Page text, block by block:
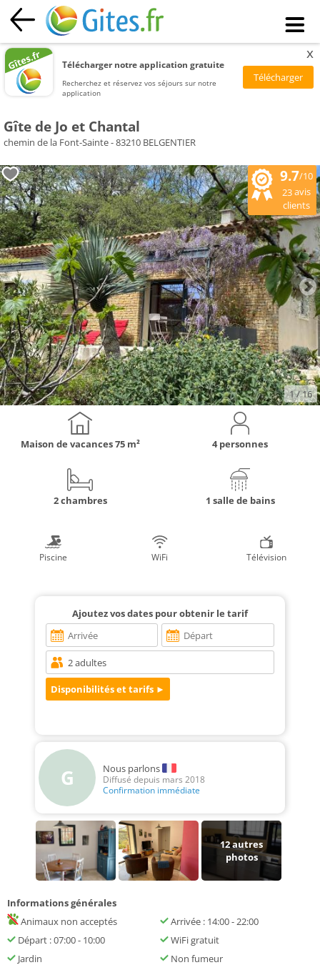
Télécharger notre application gratuite
Recherchez et réservez vos séjours sur notre
application
x
Gîte de Jo et Chantal
chemin de la Font-Sainte - 83210 BELGENTIER
9.7/10
23avis
clients
1/ 16
Maison de vacances75 m² 4 personnes
2 chambres 1 salle de bains
Piscine WiFi Télévision
Ajoutez vos dates pour obtenir le tarif
G Nous parlons
Diffusé depuis mars 2018
Confirmation immédiate
12autres
photos
Informations générales
Animaux non acceptés
Arrivée : 14:00 - 22:00
Départ : 07:00 - 10:00
WiFi gratuit
Jardin
Non fumeur